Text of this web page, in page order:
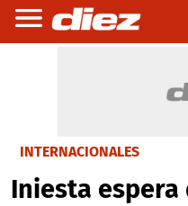
INTERNACIONALES
Iniesta